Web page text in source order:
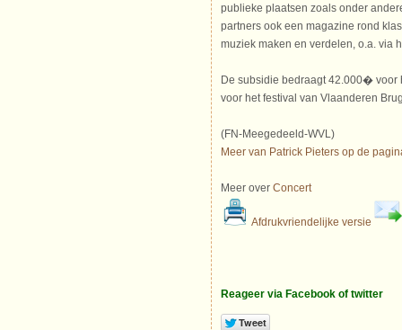
publieke plaatsen zoals onder
partners ook een magazine rond
muziek maken en verdelen, o.a. via
De subsidie bedraagt 42.000�
voor het festival van Vlaanderen
(FN-Meegedeeld-WVL)
Meer van Patrick Pieters op de
Meer over Concert
Afdrukvriendelijke versie
Reageer via Facebook of twitter